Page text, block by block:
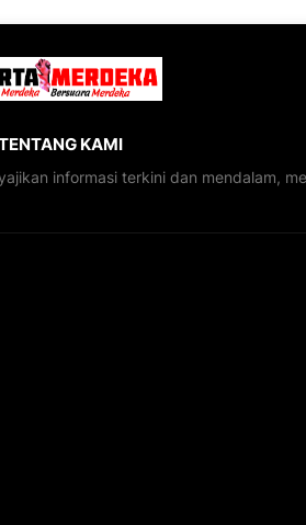
KAMI
informasi terkini dan mendalam,